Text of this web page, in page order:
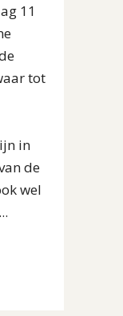
11
tot
in
de
wel